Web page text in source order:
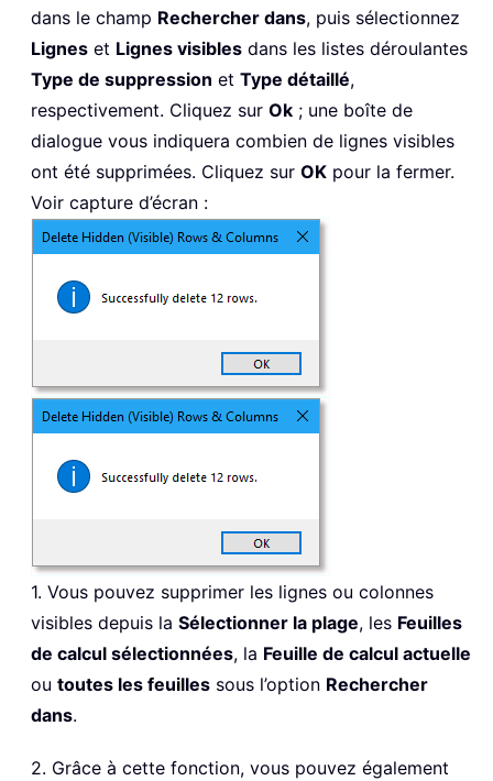
dans le champ Rechercher dans, puis sélectionnez
Lignes et Lignes visibles dans les listes déroulantes
Type de suppression et Type détaillé,
respectivement. Cliquez sur Ok ; une boîte de
dialogue vous indiquera combien de lignes visibles
ont été supprimées. Cliquez sur OK pour la fermer.
Voir capture d’écran :
1. Vous pouvez supprimer les lignes ou colonnes
visibles depuis la Sélectionner la plage, les Feuilles
de calcul sélectionnées, la Feuille de calcul actuelle
ou toutes les feuilles sous l’option Rechercher
dans.
2. Grâce à cette fonction, vous pouvez également